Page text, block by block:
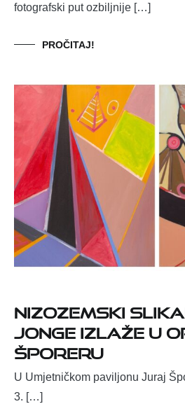
fotografski put ozbiljnije […]
PROČITAJ!
Nizozemski
Jonge izlaže u
Šporeru
U Umjetničkom paviljonu Juraj
3. […]